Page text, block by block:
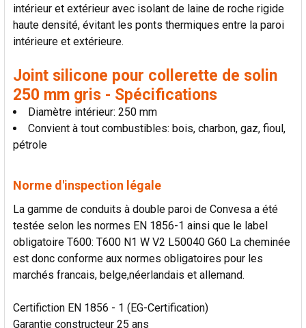
AJOUTER
LA
SÉLECTION
AU PANIER
intérieur et extérieur avec isolant de laine de roche rigide
haute densité, évitant les ponts thermiques entre la paroi
intérieure et extérieure.
Joint silicone pour collerette de solin
250 mm gris - Spécifications
Diamètre intérieur: 250 mm
Convient à tout combustibles: bois, charbon, gaz, fioul,
pétrole
Norme d'inspection légale
La gamme de conduits à double paroi de Convesa a été
testée selon les normes EN 1856-1 ainsi que le label
obligatoire T600: T600 N1 W V2 L50040 G60 La cheminée
est donc conforme aux normes obligatoires pour les
marchés francais, belge,néerlandais et allemand.
Certifiction EN 1856 - 1 (EG-Certification)
Garantie constructeur 25 ans